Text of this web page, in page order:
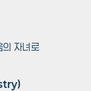
의 자녀로